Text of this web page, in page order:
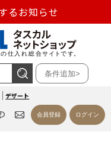
るお知らせ
出荷停止のお知らせ
影響によるお荷物のお
て
条件追加>
デザート
会員登録 ログイン